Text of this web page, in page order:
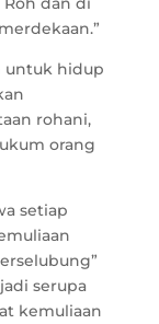
untuk hidup
rohani,
orang
setiap
serupa
kemuliaan